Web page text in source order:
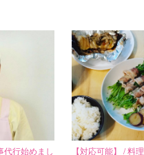
代行始めまし 【対応可能】 / 料理